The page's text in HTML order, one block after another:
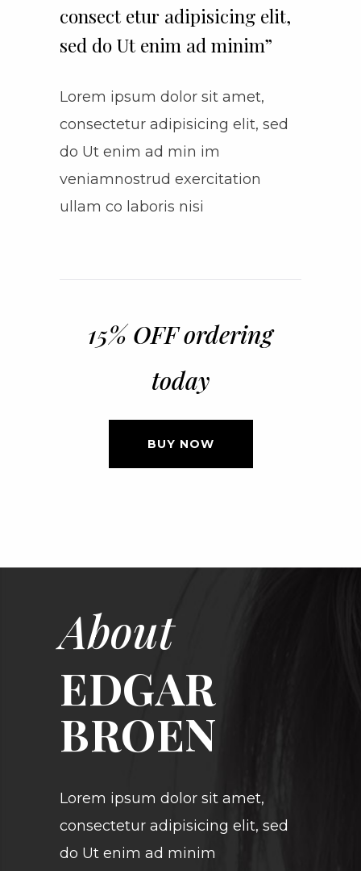
consect etur adipisicing elit,
sed do Ut enim ad minim”
Lorem ipsum dolor sit amet,
consectetur adipisicing elit, sed
do Ut enim ad min im
veniamnostrud exercitation
ullam co laboris nisi
15% OFF ordering
today
BUY NOW
About
EDGAR
BROEN
Lorem ipsum dolor sit amet,
consectetur adipisicing elit, sed
do Ut enim ad minim